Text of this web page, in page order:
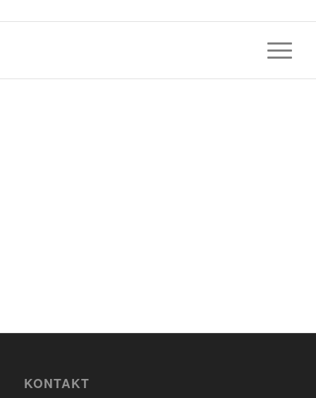
KONTAKT